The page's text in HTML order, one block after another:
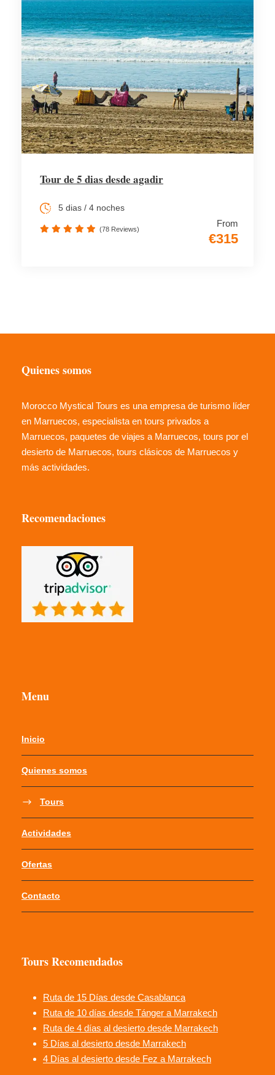
Tour de 5 dias desde agadir
From
€315
5 dias / 4 noches
(78 Reviews)
Quienes somos
Morocco Mystical Tours es una empresa de turismo líder
en Marruecos, especialista en tours privados a
Marruecos, paquetes de viajes a Marruecos, tours por el
desierto de Marruecos, tours clásicos de Marruecos y
más actividades.
Recomendaciones
Menu
Inicio
Quienes somos
Tours
Actividades
Ofertas
Contacto
Tours Recomendados
Ruta de 15 Días desde Casablanca
Ruta de 10 días desde Tánger a Marrakech
Ruta de 4 días al desierto desde Marrakech
5 Días al desierto desde Marrakech
4 Días al desierto desde Fez a Marrakech